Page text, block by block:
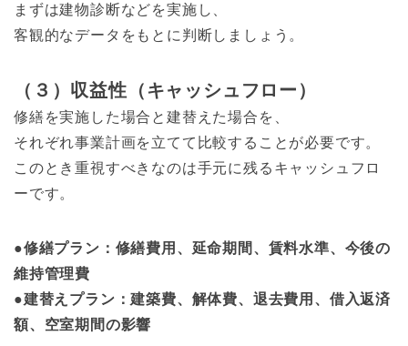
まずは建物診断などを実施し、
客観的なデータをもとに判断しましょう。
（３）収益性（キャッシュフロー）
修繕を実施した場合と建替えた場合を、
それぞれ事業計画を立てて比較することが必要です。
このとき重視すべきなのは手元に残るキャッシュフロ
ーです。
●修繕プラン：修繕費用、延命期間、賃料水準、今後の
維持管理費
●建替えプラン：建築費、解体費、退去費用、借入返済
額、空室期間の影響